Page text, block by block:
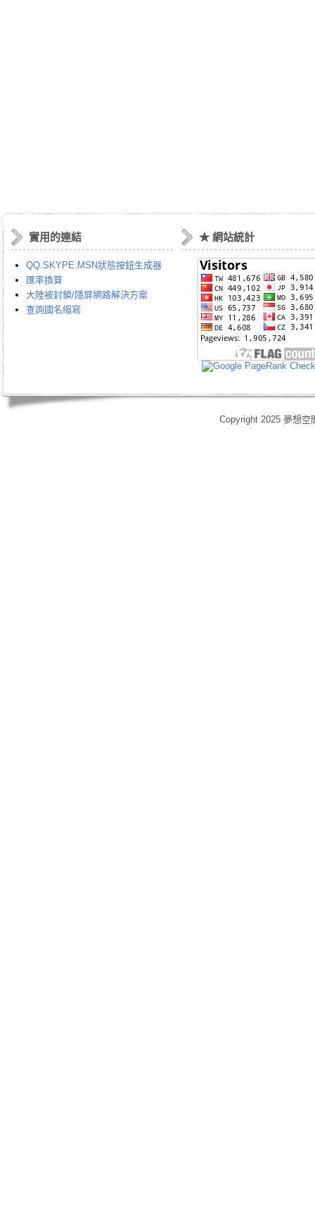
實用的連結
QQ.SKYPE.MSN狀態按鈕生成器
匯率換算
大陸被封鎖/隱屏網路解決方案
查詢國名縮寫
★ 網站統計
Copyright 2025 夢想